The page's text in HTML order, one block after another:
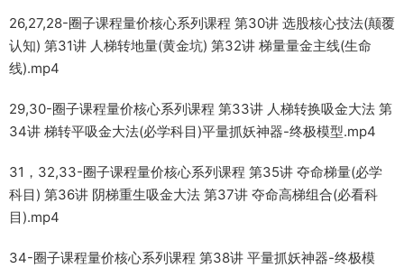
26,27,28-圈子课程量价核心系列课程 第30讲 选股核心技法(颠覆
认知) 第31讲 人梯转地量(黄金坑) 第32讲 梯量量金主线(生命
线).mp4
29,30-圈子课程量价核心系列课程 第33讲 人梯转换吸金大法 第
34讲 梯转平吸金大法(必学科目)平量抓妖神器-终极模型.mp4
31，32,33-圈子课程量价核心系列课程 第35讲 夺命梯量(必学
科目) 第36讲 阴梯重生吸金大法 第37讲 夺命高梯组合(必看科
目).mp4
34-圈子课程量价核心系列课程 第38讲 平量抓妖神器-终极模